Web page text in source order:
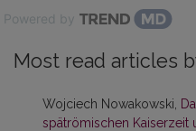
Powered by
Most read articles
Wojciech Nowakowski,
spätrömischen Kaiserzeit